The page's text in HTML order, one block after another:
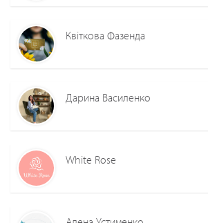
Квіткова Фазенда
Дарина Василенко
White Rose